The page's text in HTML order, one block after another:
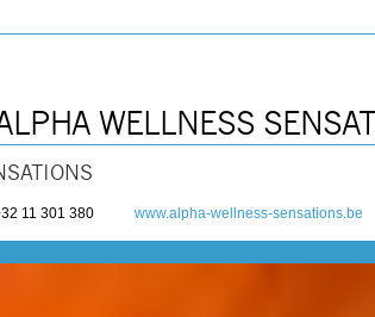
WELLNESS
11 301 380 www.alpha-wellness-sensations.be